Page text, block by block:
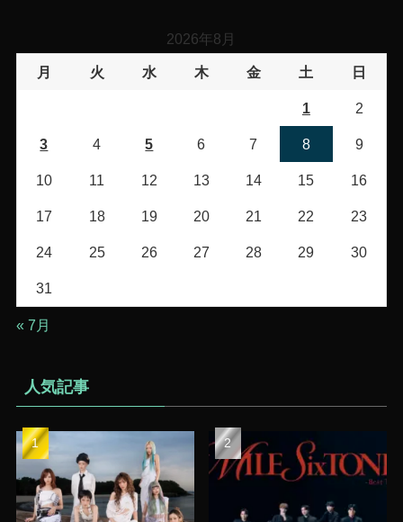
ー
2026年8月
月 火 水 木 金 土 日
1 2
3 4 5 6 7 8 9
10 11 12 13 14 15 16
17 18 19 20 21 22 23
24 25 26 27 28 29 30
31
« 7月
人気記事